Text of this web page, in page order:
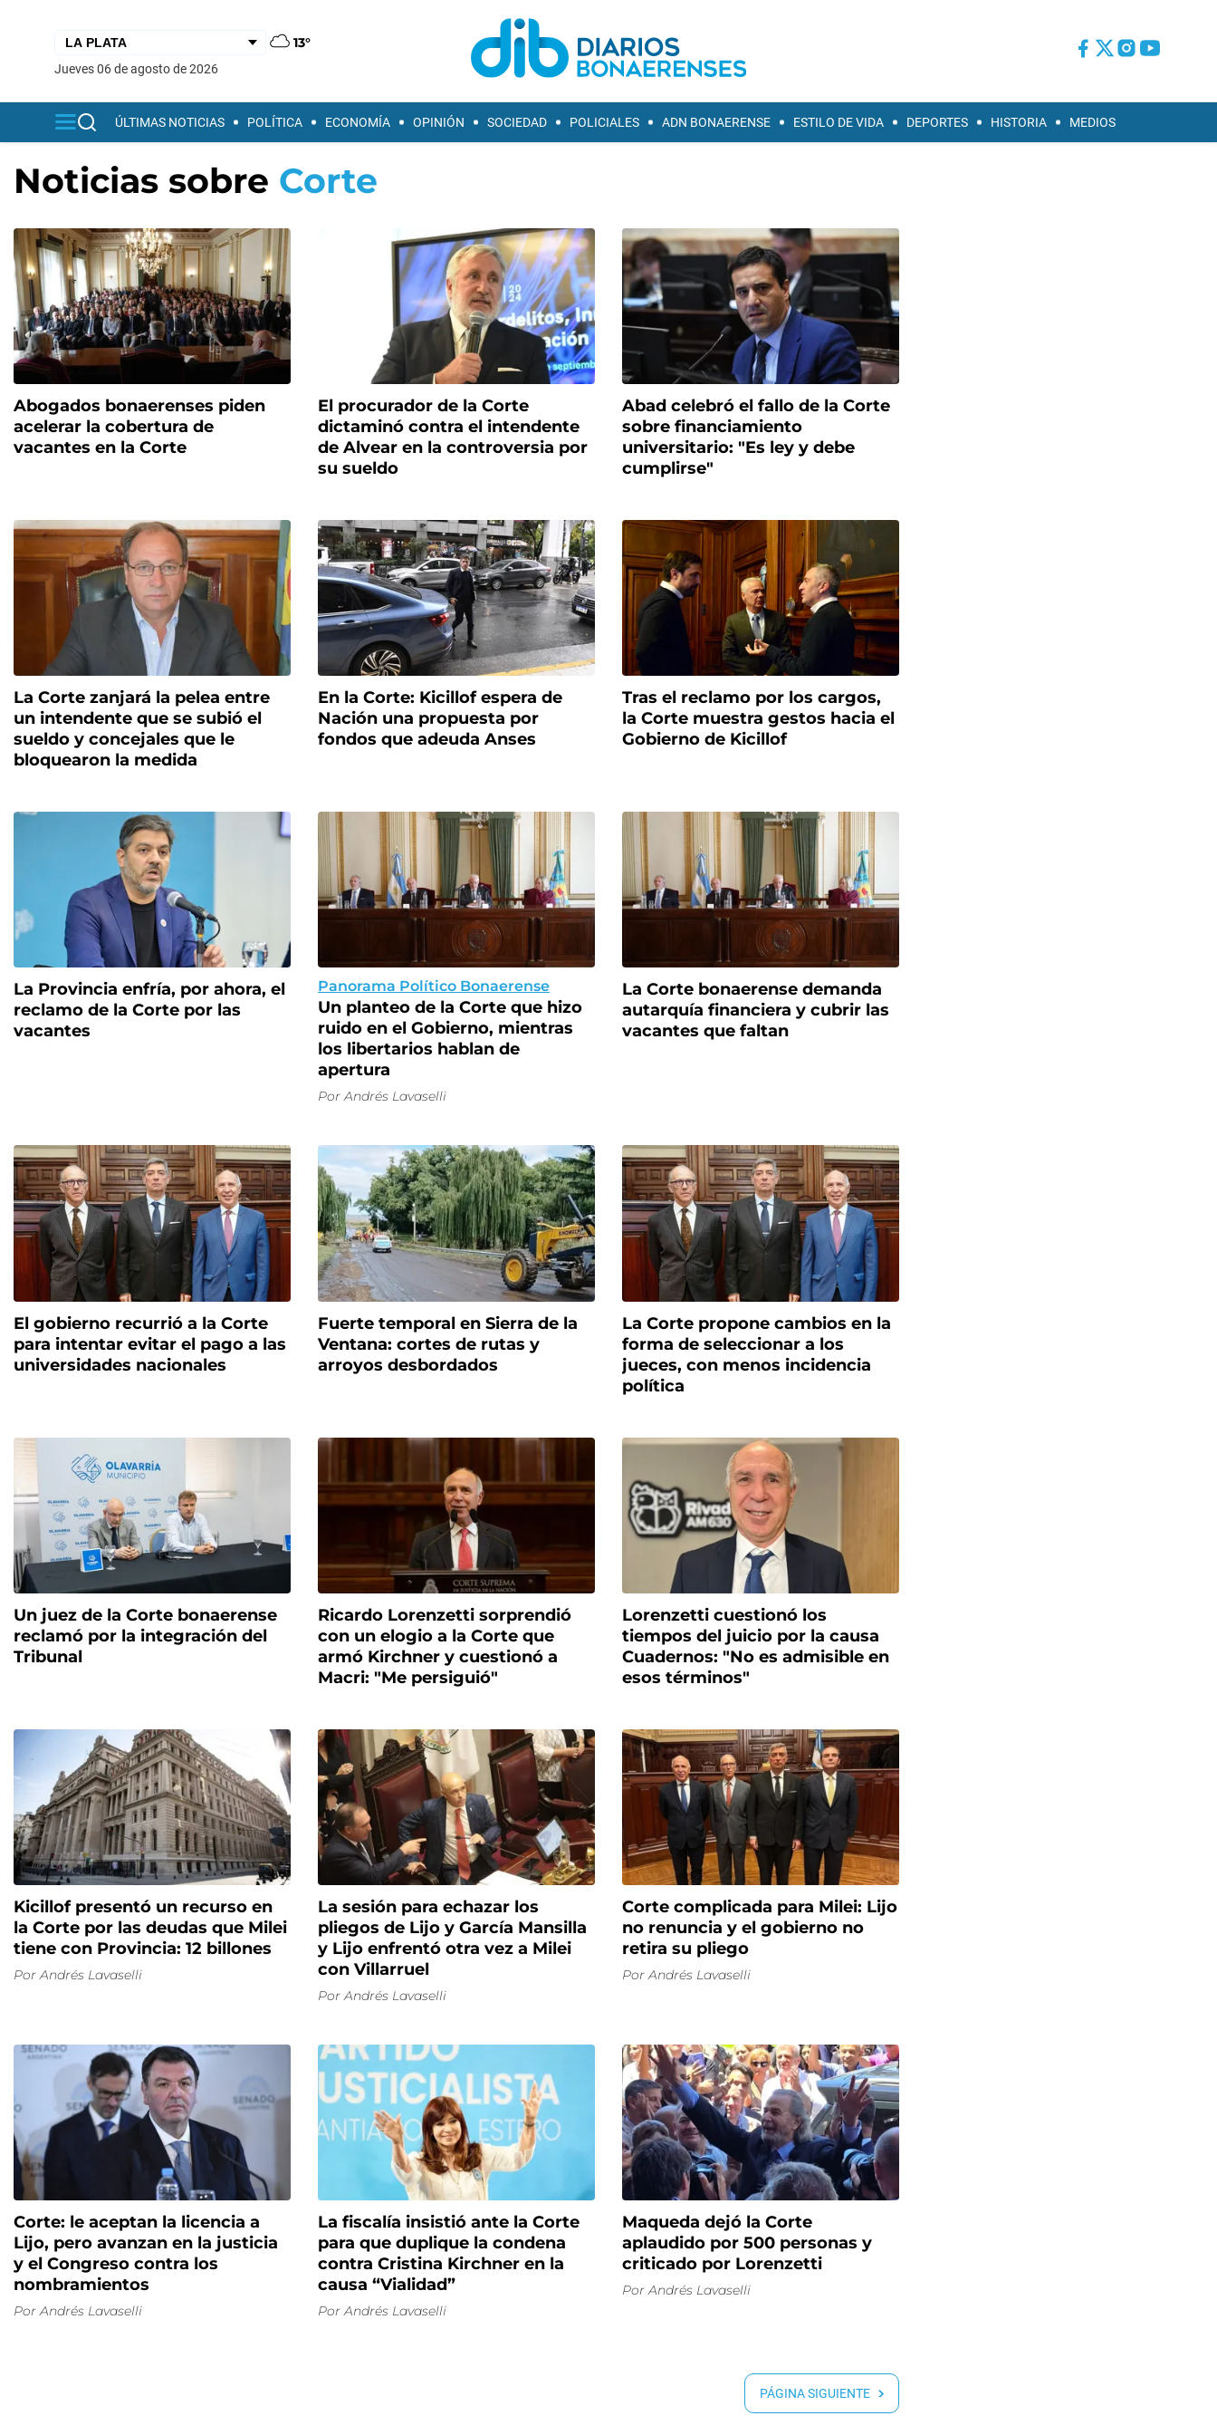
13°
jueves 06 de agosto de 2026
ÚLTIMAS NOTICIAS POLÍTICA ECONOMÍA OPINIÓN SOCIEDAD POLICIALES ADN BONAERENSE ESTILO DE VIDA DEPORTES HISTORIA MEDIOS
Noticias sobre Corte
Abogados bonaerenses piden
acelerar la cobertura de
vacantes en la Corte
El procurador de la Corte
dictaminó contra el intendente
de Alvear en la controversia por
su sueldo
Abad celebró el fallo de la Corte
sobre financiamiento
universitario: "Es ley y debe
cumplirse"
La Corte zanjará la pelea entre
un intendente que se subió el
sueldo y concejales que le
bloquearon la medida
En la Corte: Kicillof espera de
Nación una propuesta por
fondos que adeuda Anses
Tras el reclamo por los cargos,
la Corte muestra gestos hacia el
Gobierno de Kicillof
La Provincia enfría, por ahora, el
reclamo de la Corte por las
vacantes
Panorama Político Bonaerense
Un planteo de la Corte que hizo
ruido en el Gobierno, mientras
los libertarios hablan de
apertura
Por Andrés Lavaselli
La Corte bonaerense demanda
autarquía financiera y cubrir las
vacantes que faltan
El gobierno recurrió a la Corte
para intentar evitar el pago a las
universidades nacionales
Fuerte temporal en Sierra de la
Ventana: cortes de rutas y
arroyos desbordados
La Corte propone cambios en la
forma de seleccionar a los
jueces, con menos incidencia
política
Un juez de la Corte bonaerense
reclamó por la integración del
Tribunal
Ricardo Lorenzetti sorprendió
con un elogio a la Corte que
armó Kirchner y cuestionó a
Macri: "Me persiguió"
Lorenzetti cuestionó los
tiempos del juicio por la causa
Cuadernos: "No es admisible en
esos términos"
Kicillof presentó un recurso en
la Corte por las deudas que Milei
tiene con Provincia: 12 billones
Por Andrés Lavaselli
La sesión para echazar los
pliegos de Lijo y García Mansilla
y Lijo enfrentó otra vez a Milei
con Villarruel
Por Andrés Lavaselli
Corte complicada para Milei: Lijo
no renuncia y el gobierno no
retira su pliego
Por Andrés Lavaselli
Corte: le aceptan la licencia a
Lijo, pero avanzan en la justicia
y el Congreso contra los
nombramientos
Por Andrés Lavaselli
La fiscalía insistió ante la Corte
para que duplique la condena
contra Cristina Kirchner en la
causa “Vialidad”
Por Andrés Lavaselli
Maqueda dejó la Corte
aplaudido por 500 personas y
criticado por Lorenzetti
Por Andrés Lavaselli
PÁGINA SIGUIENTE